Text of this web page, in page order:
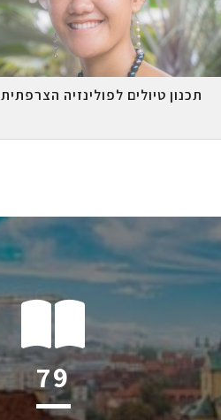
תכנון טיולים לפולינזיה הצרפתית
123